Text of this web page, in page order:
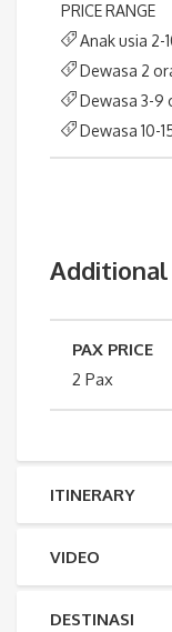
PRICE RANGE
Anak usia 2-
Dewasa 2
Dewasa 3-9
Dewasa 10-
PAX PRICE
2 Pax
ITINERARY
VIDEO
DESTINASI